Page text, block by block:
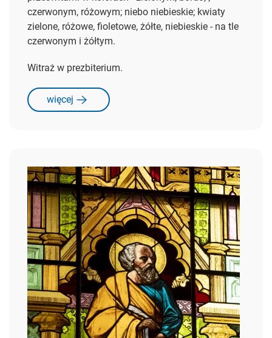
czerwonym, różowym; niebo niebieskie; kwiaty
zielone, różowe, fioletowe, żółte, niebieskie - na tle
czerwonym i żółtym.
Witraż w prezbiterium.
więcej